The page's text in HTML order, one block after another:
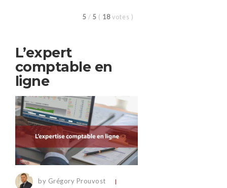
5 / 5 ( 18 votes)
L’expert
comptable en
ligne
by Grégory Prouvost